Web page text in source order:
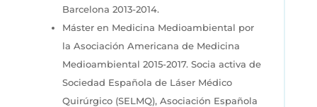
Barcelona 2013-2014.
Máster en Medicina Medioambiental por
la Asociación Americana de Medicina
Medioambiental 2015-2017. Socia activa de
Sociedad Española de Láser Médico
Quirúrgico (SELMQ), Asociación Española